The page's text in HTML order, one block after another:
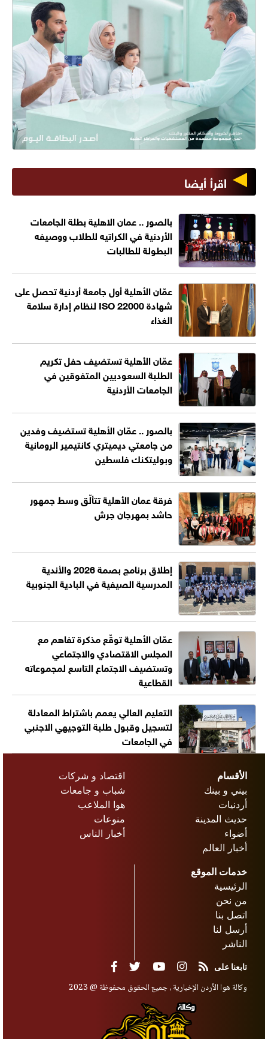
اقرأ أيضا
بالصور .. عمان الاهلية بطلة الجامعات
الأردنية في الكراتيه للطلاب ووصيفه
البطولة للطالبات
عمّان الأهلية أول جامعة أردنية تحصل على
شهادة ISO 22000 لنظام إدارة سلامة
الغذاء
عمّان الأهلية تستضيف حفل تكريم
الطلبة السعوديين المتفوقين في
الجامعات الأردنية
بالصور .. عمّان الأهلية تستضيف وفدين
من جامعتي ديميتري كانتيمير الرومانية
وبوليتكنك فلسطين
فرقة عمان الأهلية تتألّق وسط جمهور
حاشد بمهرجان جرش
إطلاق برنامج بصمة 2026 والأندية
المدرسية الصيفية في البادية الجنوبية
عمّان الأهلية توقّع مذكرة تفاهم مع
المجلس الاقتصادي والاجتماعي
وتستضيف الاجتماع التاسع لمجموعاته
القطاعية
التعليم العالي يعمم باشتراط المعادلة
لتسجيل وقبول طلبة التوجيهي الاجنبي
في الجامعات
الأقسام
بيني و بينك
أردنيات
حديث المدينة
أضواء
أخبار العالم
اقتصاد و شركات
شباب و جامعات
هوا الملاعب
منوعات
أخبار الناس
خدمات الموقع
الرئيسية
من نحن
اتصل بنا
أرسل لنا
الناشر
تابعنا على
وكالة هوا الأردن الإخبارية ، جميع الحقوق محفوظة @ 2023